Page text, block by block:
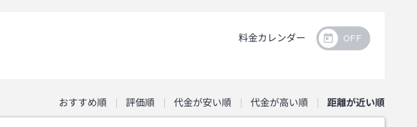
料金カレンダー
おすすめ順 評価順 代金が安い順 代金が高い順 距離が近い順